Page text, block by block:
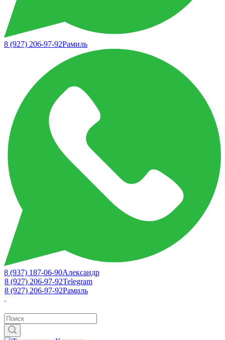
8 (927) 206-97-92Рамиль
8 (937) 187-06-90Александр
8 (927) 206-97-92Telegram
8 (927) 206-97-92Рамиль